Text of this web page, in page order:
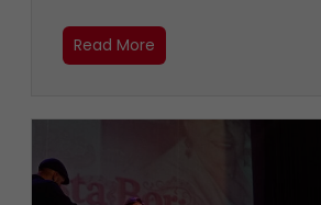
Read More